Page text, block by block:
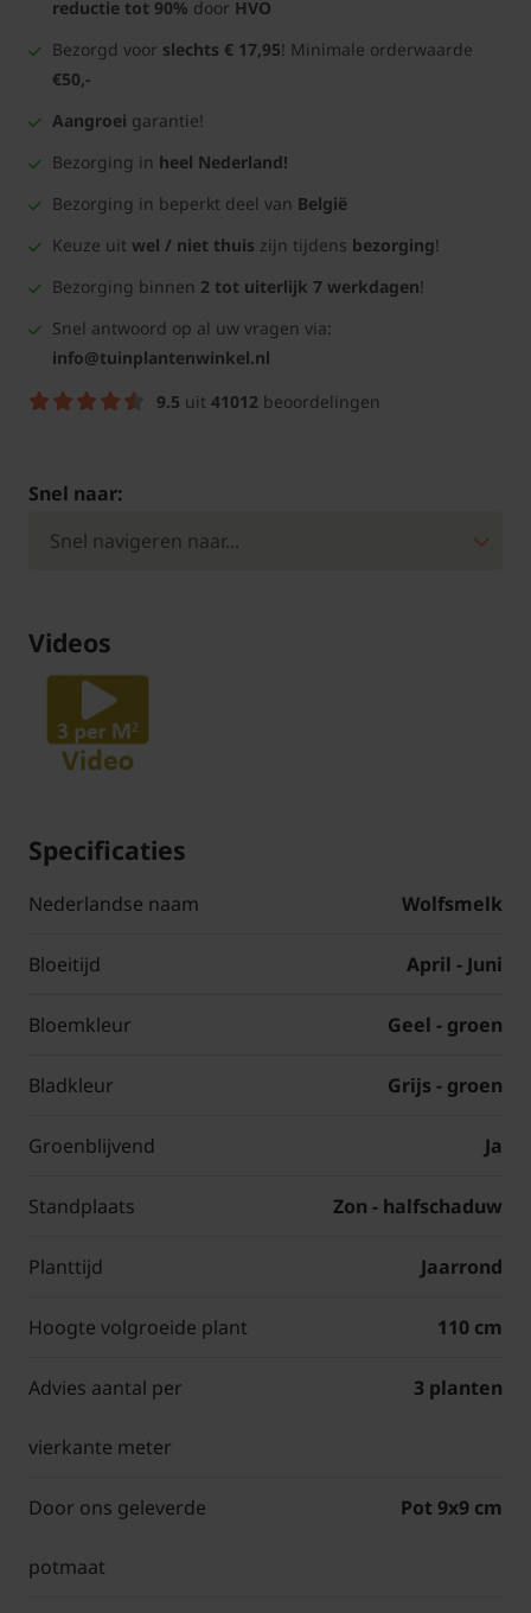
reductie tot 90% door HVO
Bezorgd voor slechts € 17,95! Minimale orderwaarde
€50,-
Aangroei garantie!
Bezorging in heel Nederland!
Bezorging in beperkt deel van België
Keuze uit wel / niet thuis zijn tijdens bezorging!
Bezorging binnen 2 tot uiterlijk 7 werkdagen!
Snel antwoord op al uw vragen via:
info@tuinplantenwinkel.nl
9.5 uit 41012 beoordelingen
Snel naar:
Videos
Specificaties
Nederlandse naam Wolfsmelk
Bloeitijd April - Juni
Bloemkleur Geel - groen
Bladkleur Grijs - groen
Groenblijvend Ja
Standplaats Zon - halfschaduw
Planttijd Jaarrond
Hoogte volgroeide plant 110 cm
Advies aantal per
vierkante meter
3 planten
Door ons geleverde
potmaat
Pot 9x9 cm